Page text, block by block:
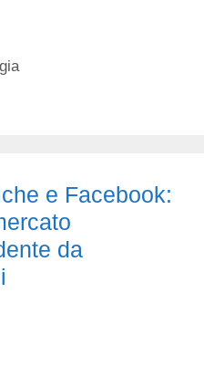
e Facebook:
da